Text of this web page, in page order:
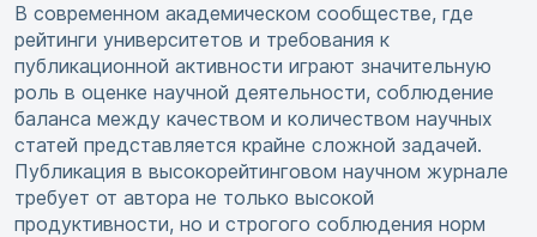
В современном академическом сообществе, где
рейтинги университетов и требования к
публикационной активности играют значительную
роль в оценке научной деятельности, соблюдение
баланса между качеством и количеством научных
статей представляется крайне сложной задачей.
Публикация в высокорейтинговом научном журнале
требует от автора не только высокой
продуктивности, но и строгого соблюдения норм